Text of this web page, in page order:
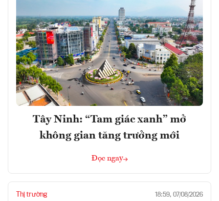
Tây Ninh: “Tam giác xanh” mở
không gian tăng trưởng mới
Đọc ngay
Thị trường 18:59, 07/08/2026